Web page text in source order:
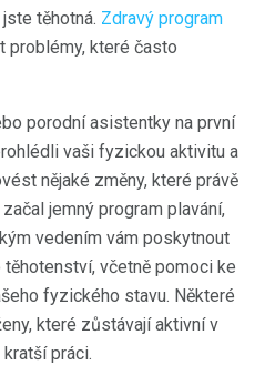
těhotná. Zdravý program
které často
porodní asistentky na první
vaši fyzickou aktivitu a
nějaké změny, které právě
jemný program plavání,
vedením vám poskytnout
včetně pomoci ke
fyzického stavu. Některé
které zůstávají aktivní v
práci.